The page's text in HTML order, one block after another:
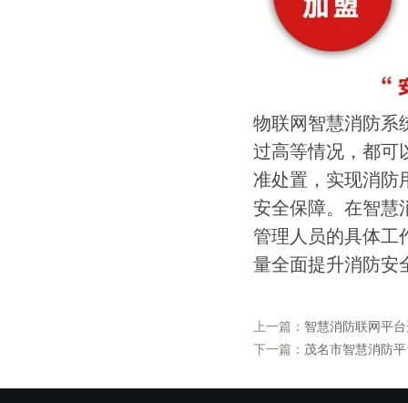
物联网智慧消防系
过高等情况，都可
准处置，实现消防
安全保障。在智慧
管理人员的具体工
量全面提升消防安
上一篇： 智慧消防联网平
下一篇： 茂名市智慧消防